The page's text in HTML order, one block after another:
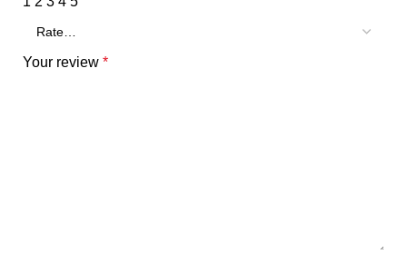
Your review *